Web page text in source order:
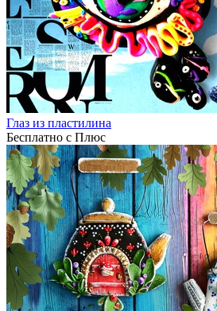
Глаз из пластилина
Бесплатно с Плюс